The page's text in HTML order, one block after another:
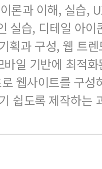
론과 이해, 실습,
실습, 디테일 아이
획과 구성, 웹 트
바일 기반에 최적
웹사이트를 구성
쉽도록 제작하는